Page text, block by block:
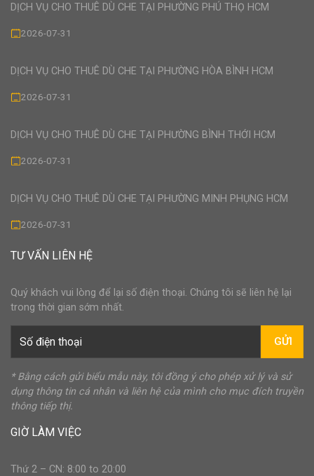
DỊCH VỤ CHO THUÊ DÙ CHE TẠI PHƯỜNG PHÚ THỌ HCM
2026-07-31
DỊCH VỤ CHO THUÊ DÙ CHE TẠI PHƯỜNG HÒA BÌNH HCM
2026-07-31
DỊCH VỤ CHO THUÊ DÙ CHE TẠI PHƯỜNG BÌNH THỚI HCM
2026-07-31
DỊCH VỤ CHO THUÊ DÙ CHE TẠI PHƯỜNG MINH PHỤNG HCM
2026-07-31
TƯ VẤN LIÊN HỆ
Quý khách vui lòng để lại số điện thoại. Chúng tôi sẽ liên hệ lại
trong thời gian sớm nhất.
GỬI
* Bằng cách gửi biểu mẫu này, tôi đồng ý cho phép xử lý và sử
dụng thông tin cá nhân và liên hệ của mình cho mục đích truyền
thông tiếp thị.
GIỜ LÀM VIỆC
Thứ 2 – CN: 8:00 to 20:00